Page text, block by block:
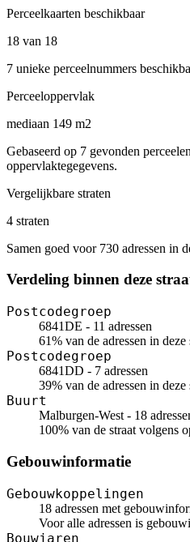
Perceelkaarten beschikbaar
18 van 18
7 unieke perceelnummers
Perceeloppervlak
mediaan 149 m2
Gebaseerd op 7 gevonden
oppervlaktegegevens.
Vergelijkbare straten
4 straten
Samen goed voor 730 adressen in
Verdeling binnen deze
Postcodegroep
6841DE - 11 adressen
61% van de adressen in deze
Postcodegroep
6841DD - 7 adressen
39% van de adressen in deze
Buurt
Malburgen-West - 18
100% van de straat volgens
Gebouwinformatie
Gebouwkoppelingen
18 adressen met
Voor alle adressen is
Bouwjaren